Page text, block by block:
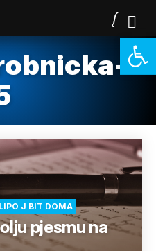
J BIT DOMA
pjesmu na